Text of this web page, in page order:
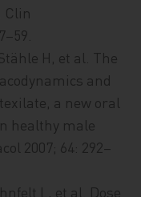
Clin
H, et al. The
and
a new oral
healthy male
2007; 64: 292–
L, et al. Dose